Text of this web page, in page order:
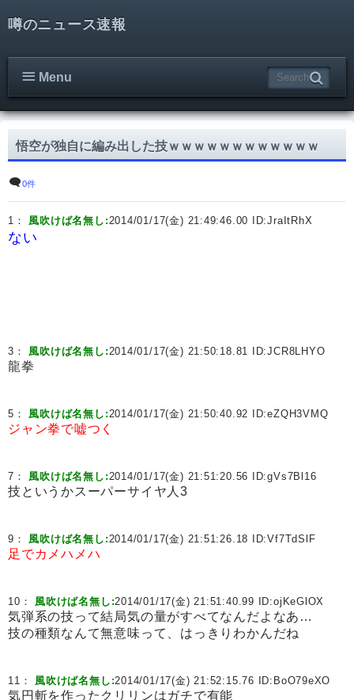
噂のニュース速報
Menu
悟空が独自に編み出した技ｗｗｗｗｗｗｗｗｗｗｗｗ
0件
1： 風吹けば名無し:2014/01/17(金) 21:49:46.00 ID:JraItRhX
ない
3： 風吹けば名無し:2014/01/17(金) 21:50:18.81 ID:JCR8LHYO
龍拳
5： 風吹けば名無し:2014/01/17(金) 21:50:40.92 ID:eZQH3VMQ
ジャン拳で嘘つく
7： 風吹けば名無し:2014/01/17(金) 21:51:20.56 ID:gVs7Bl16
技というかスーパーサイヤ人3
9： 風吹けば名無し:2014/01/17(金) 21:51:26.18 ID:Vf7TdSlF
足でカメハメハ
10： 風吹けば名無し:2014/01/17(金) 21:51:40.99 ID:ojKeGlOX
気弾系の技って結局気の量がすべてなんだよなあ…
技の種類なんて無意味って、はっきりわかんだね
11： 風吹けば名無し:2014/01/17(金) 21:52:15.76 ID: BoO79eXO
気円斬を作ったクリリンはガチで有能